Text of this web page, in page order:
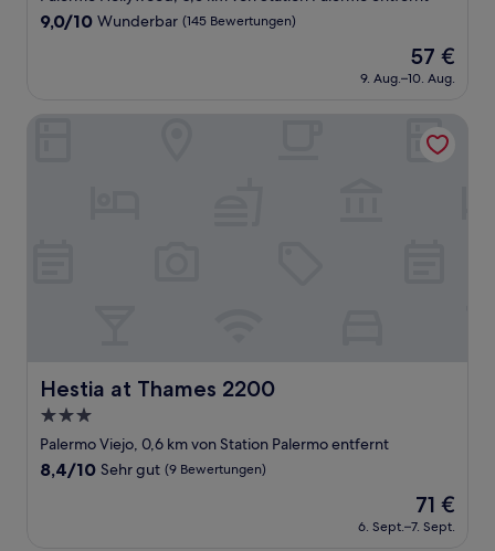
Unterkunft
9.0
Bewertungen)
9,0/10 Wunderbar (145 Bewertungen)
Der
Preis
beträgt
57 €
9. Aug.–10. Aug.
Hestia at Thames 2200
Hestia at Thames 2200
3.0-
Sterne-
Unterkunft
Palermo Viejo, 0,6 km von Station Palermo entfernt
8.4
8,4/10 Sehr gut (9 Bewertungen)
Der
Preis
beträgt
71 €
6. Sept.–7. Sept.